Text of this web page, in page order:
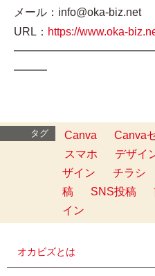
メール：info@oka-biz.net
URL： https://www.oka-
━━━
タグ Canva Canva
スマホ
デザイ
ザイン
チラシ
稿
SNS投稿
イン
オカビズとは